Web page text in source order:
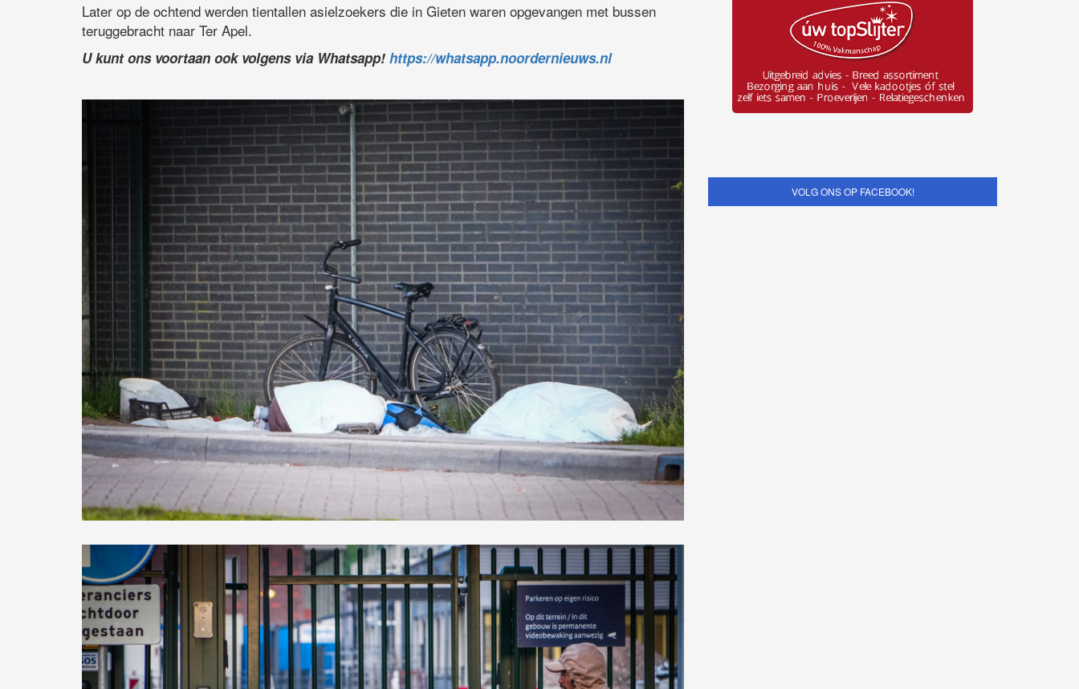
Later op de ochtend werden tientallen asielzoekers die in Gieten waren opgevangen met bussen
teruggebracht naar Ter Apel.
U kunt ons voortaan ook volgens via Whatsapp! https://whatsapp.noordernieuws.nl
VOLG ONS OP FACEBOOK!